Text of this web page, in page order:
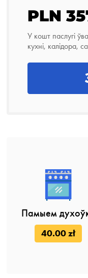
PLN
У кошт паслугі
кухні, калідора,
Памыем
40.00 zł